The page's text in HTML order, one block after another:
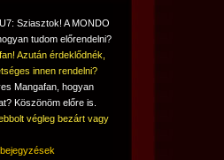
Sziasztok! A MONDO
tudom előrendelni?
Azután érdeklődnék,
innen rendelni?
Mangafan, hogyan
Köszönöm előre is.
végleg bezárt vagy